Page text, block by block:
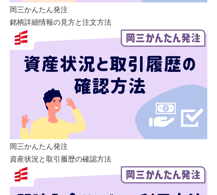
岡三かんたん発注
銘柄詳細情報の見方と注文方法
岡三かんたん発注
資産状況と取引履歴の確認方法